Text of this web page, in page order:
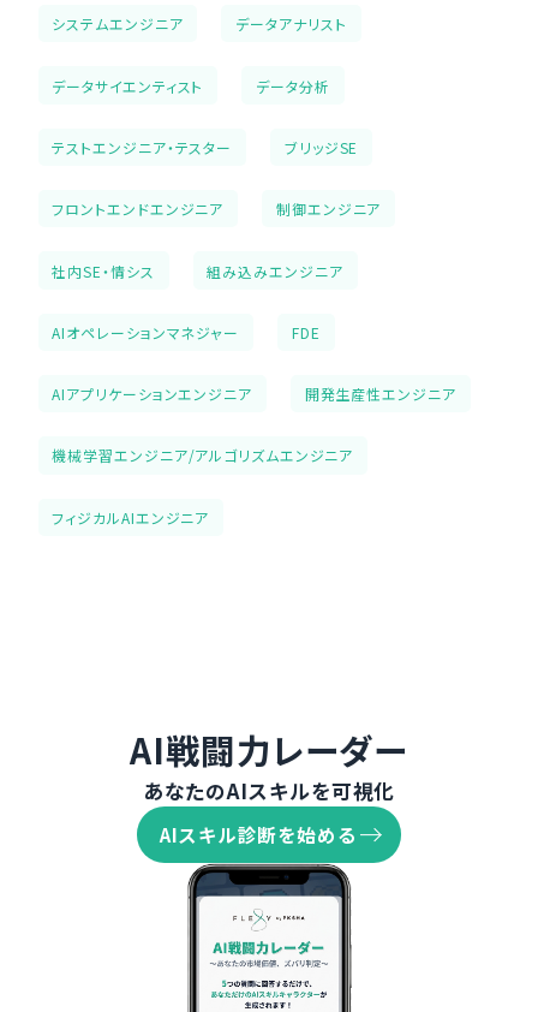
システムエンジニア データアナリスト
データサイエンティスト データ分析
テストエンジニア・テスター ブリッジSE
フロントエンドエンジニア 制御エンジニア
社内SE・情シス 組み込みエンジニア
AIオペレーションマネジャー FDE
AIアプリケーションエンジニア 開発生産性エンジニア
機械学習エンジニア/アルゴリズムエンジニア
フィジカルAIエンジニア
AI戦闘力レーダー
あなたのAIスキルを可視化
AIスキル診断を始める